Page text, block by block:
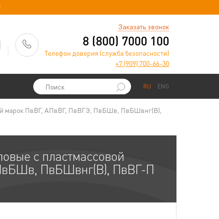
Заказать звонок
8 (800) 7000 100
Телефон доверия (служба безопасности)
+7 (909) 700-66-30
RU ENG
марок ПвВГ, АПвВГ, ПвВГЭ, ПвБШв, ПвБШвнг(В),
с пластмассовой
ПвБШвнг(В), ПвВГ-П